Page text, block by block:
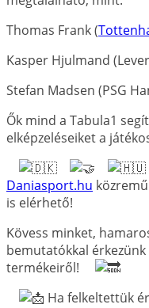
Thomas Frank (
Kasper Hjulmand
Stefan Madsen (PSG
Ők mind a Tabula1
elképzeléseiket a
Daniasport.hu
is elérhető!
Kövess minket,
bemutatókkal
termékeiről!
Ha felkeltettük